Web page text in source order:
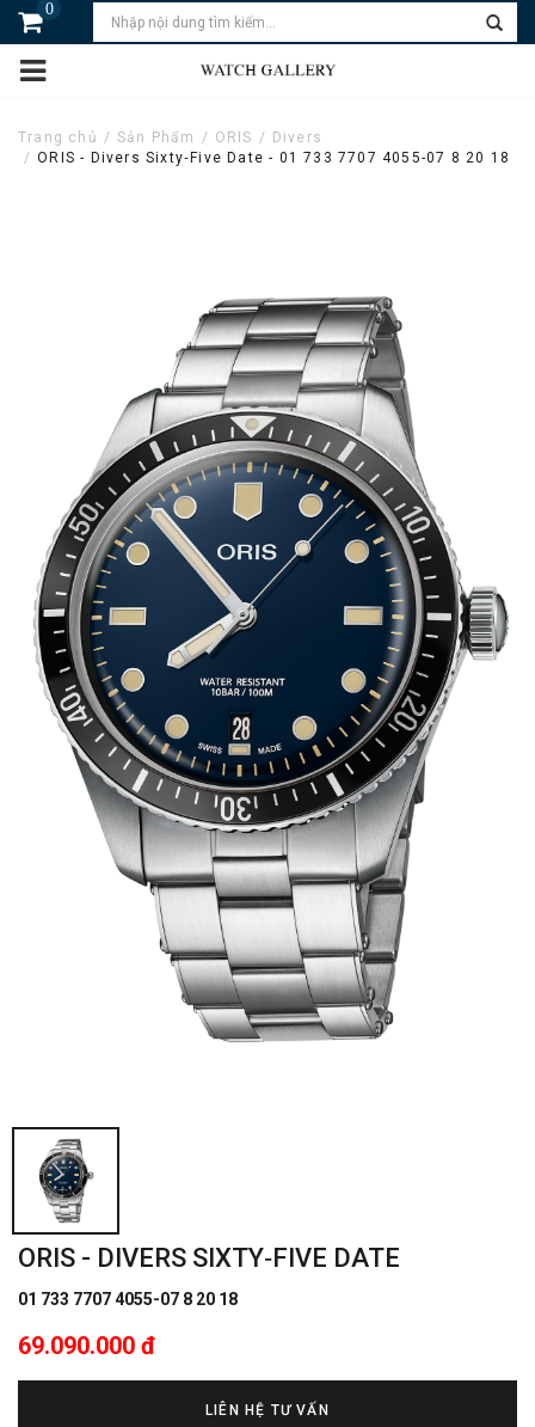
0
Trang chủ Sản Phẩm ORIS
Divers
ORIS - Divers Sixty‑Five Date - 01 733 7707 4055-07 8 20 18
ORIS - DIVERS SIXTY‑FIVE DATE
01 733 7707 4055-07 8 20 18
69.090.000 đ
LIÊN HỆ TƯ VẤN